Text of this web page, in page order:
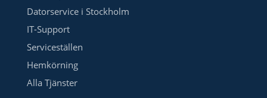
Datorservice i Stockholm
IT-Support
Serviceställen
Hemkörning
Alla Tjänster